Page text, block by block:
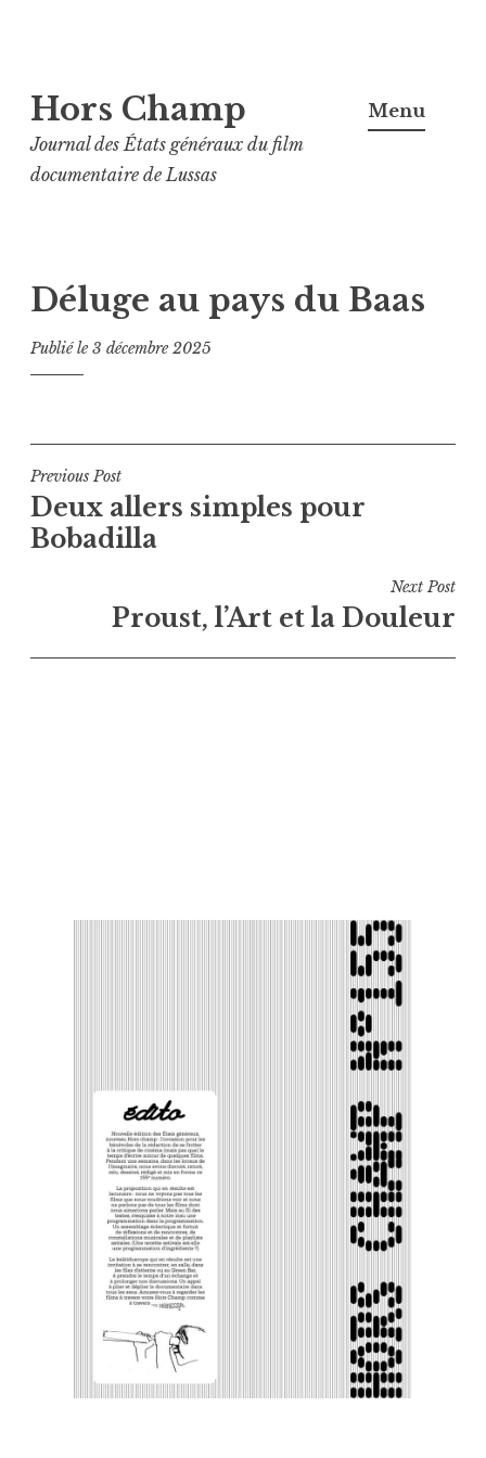
au
contenu
principal
Hors Champ
Journal des États généraux du film
documentaire de Lussas
Menu
Déluge au pays du Baas
Publié le3 décembre 2025
Navigation
de
l’article
Previous Post
Deux allers simples pour
Bobadilla
Next Post
Proust, l’Art et la Douleur